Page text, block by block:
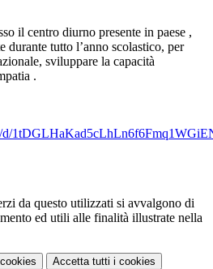
il centro diurno presente in paese ,
durante tutto l’anno scolastico, per
sviluppare la capacità
.
d/
da questo utilizzati si avvalgono di
ed utili alle finalità illustrate nella
Accetta tutti i cookies